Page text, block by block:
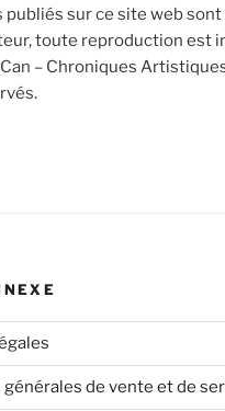
publiés sur ce site web sont
toute reproduction est
– Chroniques
de vente et de